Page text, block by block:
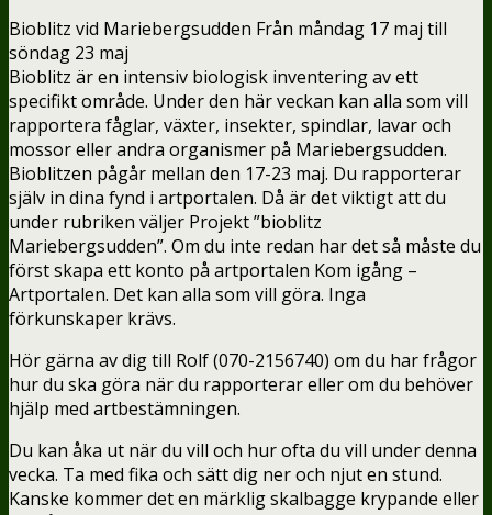
Bioblitz vid Mariebergsudden Från måndag 17 maj till
söndag 23 maj
Bioblitz är en intensiv biologisk inventering av ett
specifikt område. Under den här veckan kan alla som vill
rapportera fåglar, växter, insekter, spindlar, lavar och
mossor eller andra organismer på Mariebergsudden.
Bioblitzen pågår mellan den 17-23 maj. Du rapporterar
själv in dina fynd i artportalen. Då är det viktigt att du
under rubriken väljer Projekt ”bioblitz
Mariebergsudden”. Om du inte redan har det så måste du
först skapa ett konto på artportalen Kom igång –
Artportalen. Det kan alla som vill göra. Inga
förkunskaper krävs.
Hör gärna av dig till Rolf (070-2156740) om du har frågor
hur du ska göra när du rapporterar eller om du behöver
hjälp med artbestämningen.
Du kan åka ut när du vill och hur ofta du vill under denna
vecka. Ta med fika och sätt dig ner och njut en stund.
Kanske kommer det en märklig skalbagge krypande eller